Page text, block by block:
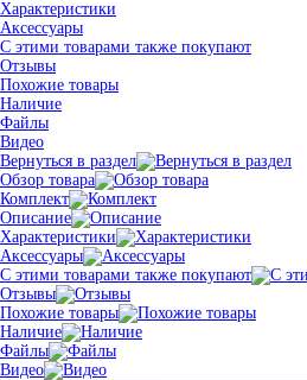
Характеристики
Аксессуары
С этими товарами также покупают
Отзывы
Похожие товары
Наличие
Файлы
Видео
Вернуться в раздел
Обзор товара
Комплект
Описание
Характеристики
Аксессуары
С этими товарами также покупают
Отзывы
Похожие товары
Наличие
Файлы
Видео